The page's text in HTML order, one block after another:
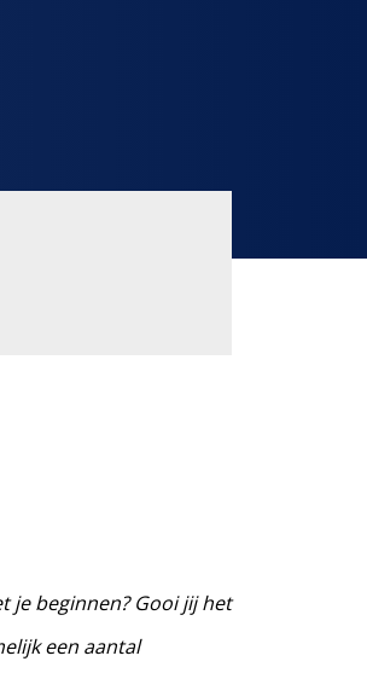
je beginnen? Gooi jij het
een aantal